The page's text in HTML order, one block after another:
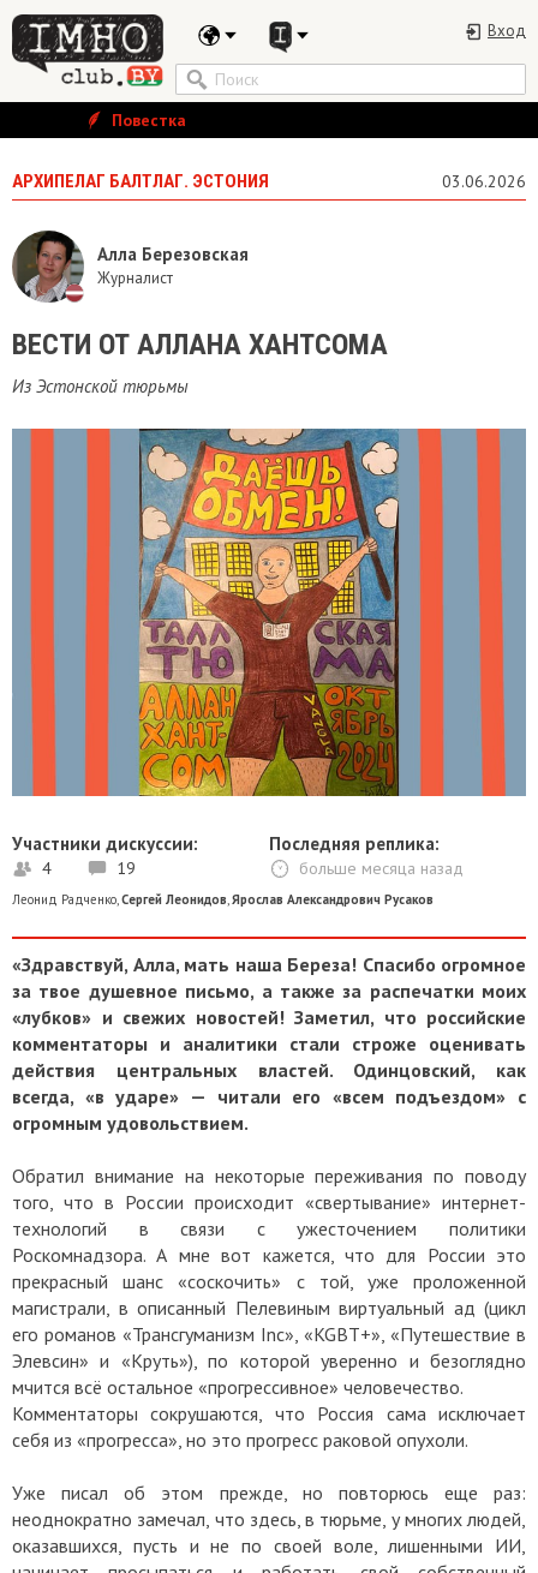
Вход
Повестка
АРХИПЕЛАГ БАЛТЛАГ. ЭСТОНИЯ 03.06.2026
Алла Березовская
Журналист
ВЕСТИ ОТ АЛЛАНА ХАНТСОМА
Из Эстонской тюрьмы
Участники дискуссии:
4 19
Последняя реплика:
больше месяца назад
Леонид Радченко Сергей Леонидов Ярослав Александрович Русаков
«Здравствуй, Алла, мать наша Береза! Спасибо огромное
за твое душевное письмо, а также за распечатки моих
«лубков» и свежих новостей! Заметил, что российские
комментаторы и аналитики стали строже оценивать
действия центральных властей. Одинцовский, как
всегда, «в ударе» — читали его «всем подъездом» с
огромным удовольствием.
Обратил внимание на некоторые переживания по поводу
того, что в России происходит «свертывание» интернет-
технологий в связи с ужесточением политики
Роскомнадзора. А мне вот кажется, что для России это
прекрасный шанс «соскочить» с той, уже проложенной
магистрали, в описанный Пелевиным виртуальный ад (цикл
его романов «Трансгуманизм Inc», «KGBT+», «Путешествие в
Элевсин» и «Круть»), по которой уверенно и безоглядно
мчится всё остальное «прогрессивное» человечество.
Комментаторы сокрушаются, что Россия сама исключает
себя из «прогресса», но это прогресс раковой опухоли.
Уже писал об этом прежде, но повторюсь еще раз:
неоднократно замечал, что здесь, в тюрьме, у многих людей,
оказавшихся, пусть и не по своей воле, лишенными ИИ,